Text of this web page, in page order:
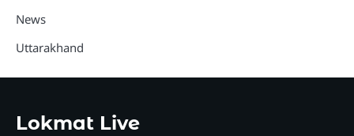
News
Uttarakhand
Lokmat Live